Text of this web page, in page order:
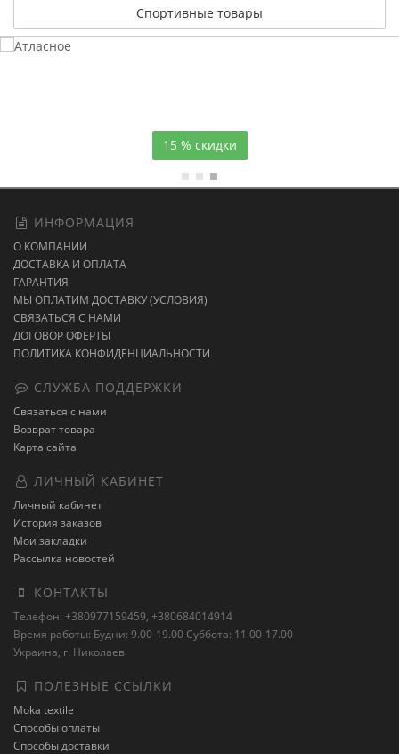
Спортивные товары
15 % скидки
ИНФОРМАЦИЯ
О КОМПАНИИ
ДОСТАВКА И ОПЛАТА
ГАРАНТИЯ
МЫ ОПЛАТИМ ДОСТАВКУ (УСЛОВИЯ)
СВЯЗАТЬСЯ С НАМИ
ДОГОВОР ОФЕРТЫ
ПОЛИТИКА КОНФИДЕНЦИАЛЬНОСТИ
СЛУЖБА ПОДДЕРЖКИ
Связаться с нами
Возврат товара
Карта сайта
ЛИЧНЫЙ КАБИНЕТ
Личный кабинет
История заказов
Мои закладки
Рассылка новостей
КОНТАКТЫ
Телефон: +380977159459, +380684014914
Время работы: Будни: 9.00-19.00 Суббота: 11.00-17.00
Украина, г. Николаев
ПОЛЕЗНЫЕ ССЫЛКИ
Moka textile
Способы оплаты
Способы доставки